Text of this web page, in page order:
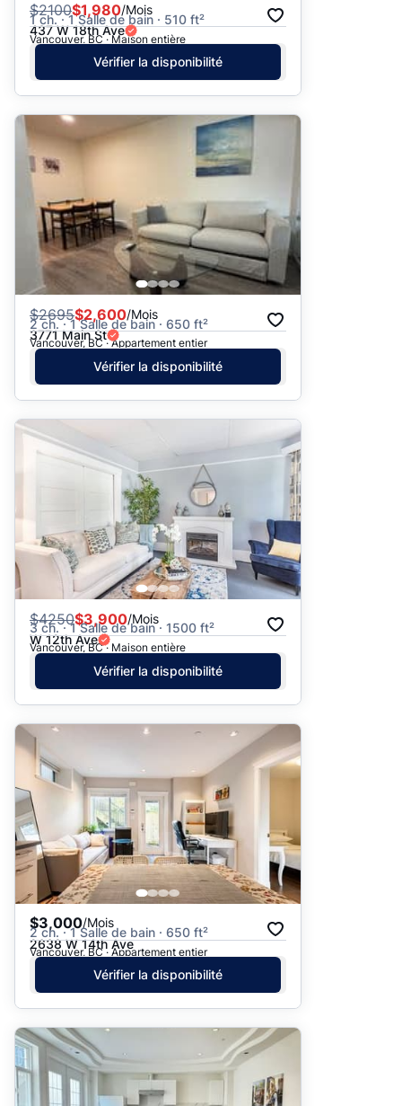
$2100$1,980/Mois
1 ch. · 1 Salle de bain · 510 ft²
437 W 18th Ave
Vancouver, BC · Maison entière
Vérifier la disponibilité
$2695$2,600/Mois
2 ch. · 1 Salle de bain · 650 ft²
3771 Main St
Vancouver, BC · Appartement entier
Vérifier la disponibilité
$4250$3,900/Mois
3 ch. · 1 Salle de bain · 1500 ft²
W 12th Ave
Vancouver, BC · Maison entière
Vérifier la disponibilité
$3,000/Mois
2 ch. · 1 Salle de bain · 650 ft²
2638 W 14th Ave
Vancouver, BC · Appartement entier
Vérifier la disponibilité